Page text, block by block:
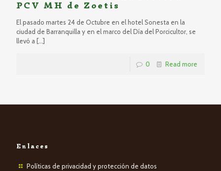
PCV MH de Zoetis
El pasado martes 24 de Octubre en el hotel Sonesta en la
ciudad de Barranquilla y en el marco del Día del Porcicultor, se
llevó a […]
0 Read more
Enlaces
Políticas de privacidad y protección de datos